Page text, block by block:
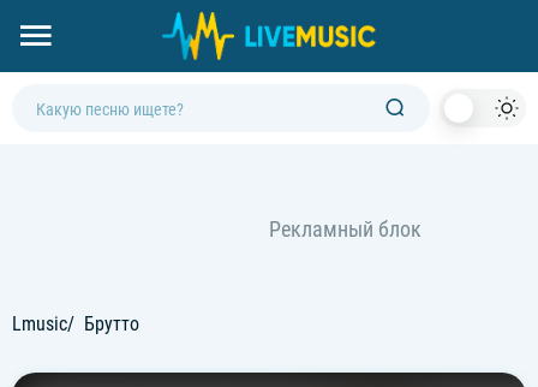
Lmusic Брутто